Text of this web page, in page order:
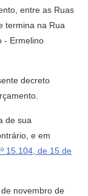
entre as Ruas
termina na Rua
- Ermelino
decreto
de sua
e em
15.104, de 15 de
novembro de